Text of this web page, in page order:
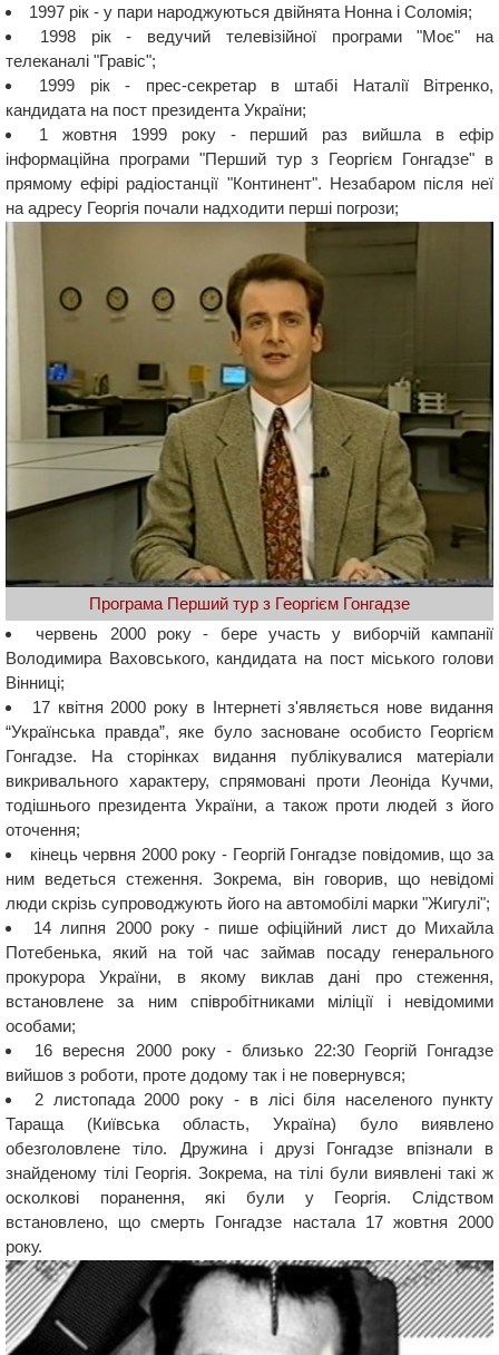
1997 рік - у пари народжуються двійнята Нонна і Соломія;
1998 рік - ведучий телевізійної програми "Моє" на
телеканалі "Гравіс";
1999 рік - прес-секретар в штабі Наталії Вітренко,
кандидата на пост президента України;
1 жовтня 1999 року - перший раз вийшла в ефір
інформаційна програми "Перший тур з Георгієм Гонгадзе" в
прямому ефірі радіостанції "Континент". Незабаром після неї
на адресу Георгія почали надходити перші погрози;
Програма Перший тур з Георгієм Гонгадзе
червень 2000 року - бере участь у виборчій кампанії
Володимира Ваховського, кандидата на пост міського голови
Вінниці;
17 квітня 2000 року в Інтернеті з'являється нове видання
“Українська правда”, яке було засноване особисто Георгієм
Гонгадзе. На сторінках видання публікувалися матеріали
викривального характеру, спрямовані проти Леоніда Кучми,
тодішнього президента України, а також проти людей з його
оточення;
кінець червня 2000 року - Георгій Гонгадзе повідомив, що за
ним ведеться стеження. Зокрема, він говорив, що невідомі
люди скрізь супроводжують його на автомобілі марки "Жигулі";
14 липня 2000 року - пише офіційний лист до Михайла
Потебенька, який на той час займав посаду генерального
прокурора України, в якому виклав дані про стеження,
встановлене за ним співробітниками міліції і невідомими
особами;
16 вересня 2000 року - близько 22:30 Георгій Гонгадзе
вийшов з роботи, проте додому так і не повернувся;
2 листопада 2000 року - в лісі біля населеного пункту
Тараща (Київська область, Україна) було виявлено
обезголовлене тіло. Дружина і друзі Гонгадзе впізнали в
знайденому тілі Георгія. Зокрема, на тілі були виявлені такі ж
осколкові поранення, які були у Георгія. Слідством
встановлено, що смерть Гонгадзе настала 17 жовтня 2000
року.